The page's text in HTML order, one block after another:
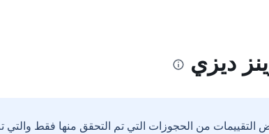
ديزي
التقييمات من الحجوزات التي تم التحقق منها فقط